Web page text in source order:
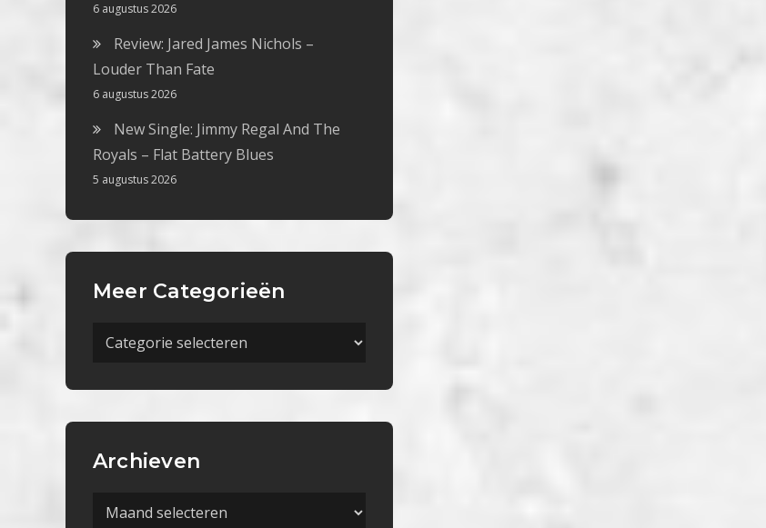
6 augustus 2026
Review: Jared James Nichols –
Louder Than Fate
6 augustus 2026
New Single: Jimmy Regal And The
Royals – Flat Battery Blues
5 augustus 2026
Meer Categorieën
Meer
Archieven
Archieven